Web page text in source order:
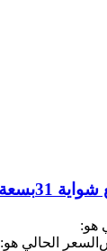
لتر
هو:
السعر الحالي هو: 1,708.00 ر.س.